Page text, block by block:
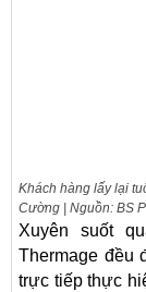
Khách hàng lấy lại
Cường | Nguồn: BS
Xuyên suốt
Thermage đều
trực tiếp thực